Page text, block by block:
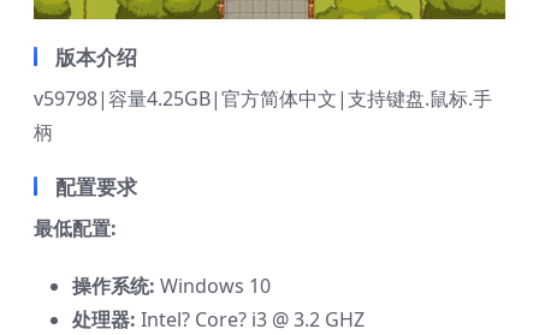
版本介绍
v59798|容量4.25GB|官方简体中文|支持键盘.鼠标.手
柄
配置要求
最低配置:
操作系统: Windows 10
处理器: Intel? Core? i3 @ 3.2 GHZ